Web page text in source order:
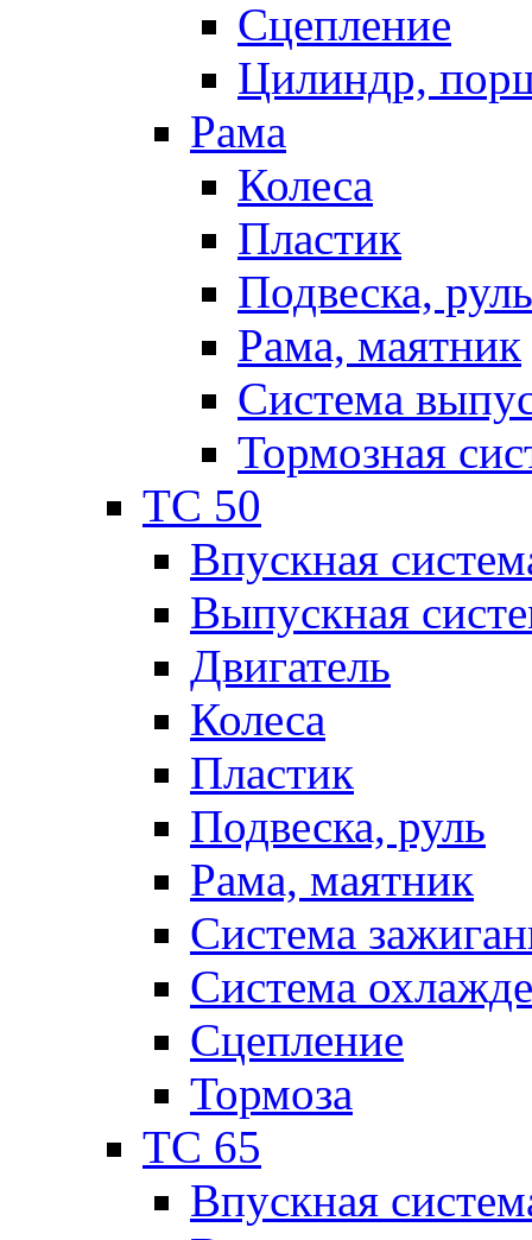
Сцепление
Цилиндр,
Рама
Колеса
Пластик
Подвеска, руль
Рама, маятник
Система
Тормозная
TC 50
Впускная
Выпускная
Двигатель
Колеса
Пластик
Подвеска, руль
Рама, маятник
Система
Система
Сцепление
Тормоза
TC 65
Впускная